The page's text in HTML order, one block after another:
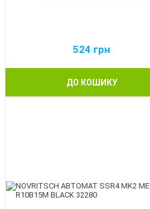
524 грн
ДО КОШИКУ